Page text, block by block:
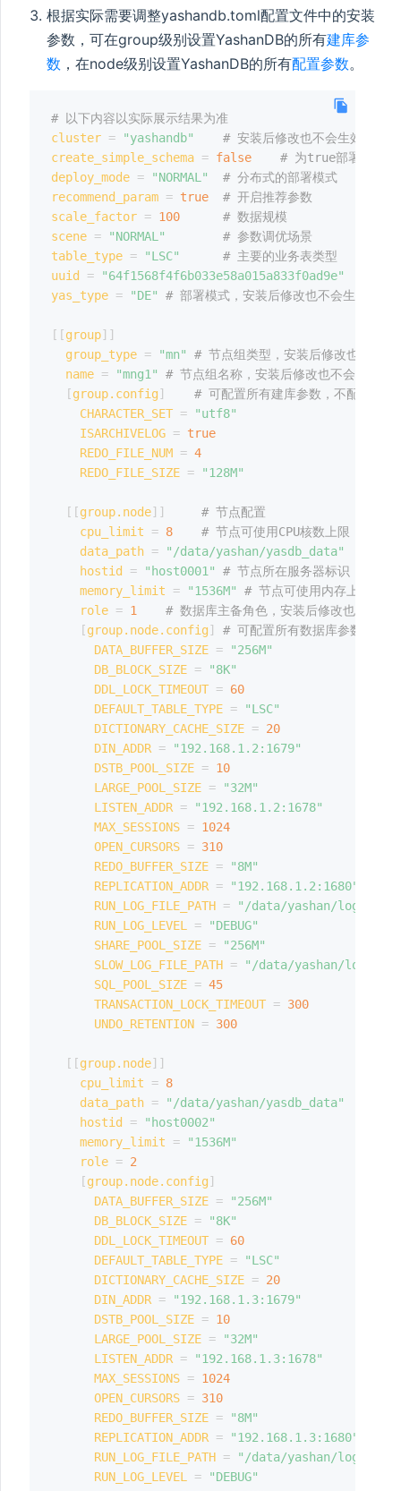
根据实际需要调整yashandb.toml配置文件中的安装
参数，可在group级别设置YashanDB的所有建库参
数 ，在node级别设置YashanDB的所有配置参数。
# 以下内容以实际展示结果为准
cluster = "yashandb"
# 安装后修改也不会生效，除
create_simple_schema = false
# 为true部署完会执
deploy_mode = "NORMAL"
# 分布式的部署模式
recommend_param = true
# 开启推荐参数
scale_factor = 100
# 数据规模
scene = "NORMAL"
# 参数调优场景
table_type = "LSC"
# 主要的业务表类型
uuid
= "64f1568f4f6b033e58a015a833f0ad9e"
yas_type = "DE" # 部署模式，安装后修改也不会生效，除
[ [group] ]
group_type = "mn"
# 节点组类型，安装后修改也不会生
name = "mng1"
# 节点组名称，安装后修改也不会生效，
[group.config]
# 可配置所有建库参数，不配置时采
CHARACTER_SET =
"utf8"
ISARCHIVELOG = true
REDO_FILE_NUM = 4
REDO_FILE_SIZE = "128M"
[ [group.node] ]
# 节点配置
cpu_limit
= 8
# 节点可使用CPU核数上限
data_path = "/data/yashan/yasdb_data"
hostid
= "host0001"
# 节点所在服务器标识，安装
memory_limit
= "1536M"
# 节点可使用内存上限，跟
role = 1
# 数据库主备角色，安装后修改也不会生
[group.node.config]
# 可配置所有数据库参数，不
DATA_BUFFER_SIZE =
"256M"
DB_BLOCK_SIZE =
"8K"
DDL_LOCK_TIMEOUT = 60
DEFAULT_TABLE_TYPE =
"LSC"
DICTIONARY_CACHE_SIZE = 20
DIN_ADDR =
"192.168.1.2:1679"
DSTB_POOL_SIZE = 10
LARGE_POOL_SIZE =
"32M"
LISTEN_ADDR =
"192.168.1.2:1678"
MAX_SESSIONS = 1024
OPEN_CURSORS = 310
REDO_BUFFER_SIZE =
"8M"
REPLICATION_ADDR =
"192.168.1.2:1680"
RUN_LOG_FILE_PATH =
"/data/yashan/log"
RUN_LOG_LEVEL
=
"DEBUG"
SHARE_POOL_SIZE =
"256M"
SLOW_LOG_FILE_PATH =
"/data/yashan/log"
SQL_POOL_SIZE = 45
TRANSACTION_LOCK_TIMEOUT = 300
UNDO_RETENTION = 300
[ [group.node] ]
cpu_limit
= 8
data_path =
"/data/yashan/yasdb_data"
hostid
=
"host0002"
memory_limit
=
"1536M"
role = 2
[group.node.config]
DATA_BUFFER_SIZE =
"256M"
DB_BLOCK_SIZE =
"8K"
DDL_LOCK_TIMEOUT = 60
DEFAULT_TABLE_TYPE =
"LSC"
DICTIONARY_CACHE_SIZE = 20
DIN_ADDR =
"192.168.1.3:1679"
DSTB_POOL_SIZE = 10
LARGE_POOL_SIZE =
"32M"
LISTEN_ADDR =
"192.168.1.3:1678"
MAX_SESSIONS = 1024
OPEN_CURSORS = 310
REDO_BUFFER_SIZE =
"8M"
REPLICATION_ADDR =
"192.168.1.3:1680"
RUN_LOG_FILE_PATH =
"/data/yashan/log"
RUN_LOG_LEVEL
=
"DEBUG"